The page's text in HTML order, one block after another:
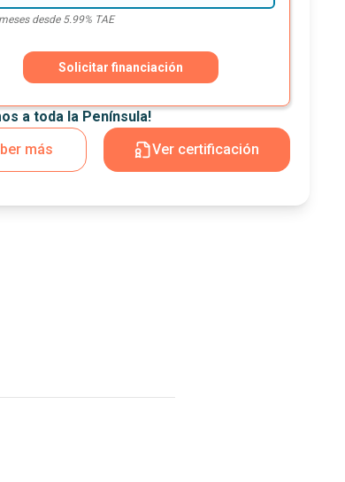
desde 5.99% TAE
Solicitar financiación
a toda la Península!
más
Ver certificación